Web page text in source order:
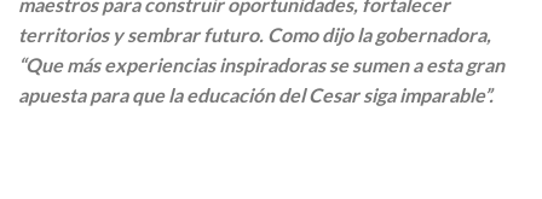
territorios y sembrar futuro. Como dijo la gobernadora,
“Que más experiencias inspiradoras se sumen a esta gran
apuesta para que la educación del Cesar siga imparable”.